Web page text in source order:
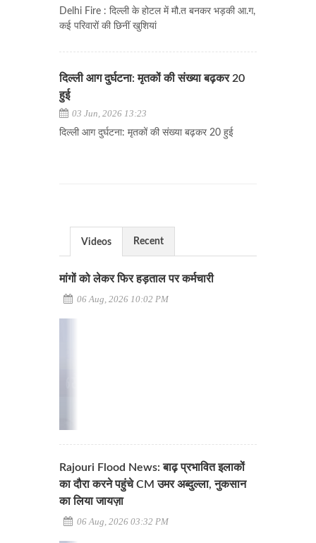
Delhi Fire : दिल्ली के होटल में मौ.त बनकर भड़की आ.ग,
कई परिवारों की छिनीं खुशियां
दिल्ली आग दुर्घटना: मृतकों की संख्या बढ़कर 20
हुई
03 Jun, 2026 13:23
दिल्ली आग दुर्घटना: मृतकों की संख्या बढ़कर 20 हुई
Videos Recent
मांगों को लेकर फिर हड़ताल पर कर्मचारी
06 Aug, 2026 10:02 PM
Rajouri Flood News: बाढ़ प्रभावित इलाकों
का दौरा करने पहुंचे CM उमर अब्दुल्ला, नुकसान
का लिया जायज़ा
06 Aug, 2026 03:32 PM